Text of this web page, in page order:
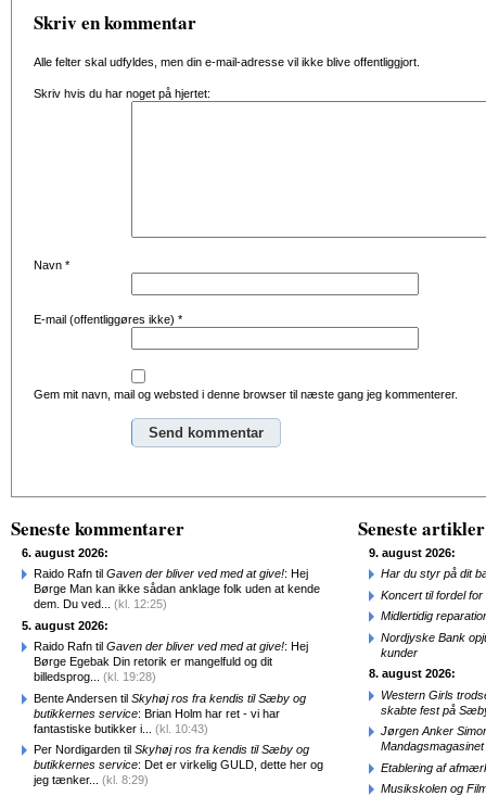
Skriv en kommentar
Alle felter skal udfyldes, men din e-mail-adresse vil ikke blive offentliggjort.
Skriv hvis du har noget på hjertet:
Navn *
E-mail (offentliggøres ikke) *
Gem mit navn, mail og websted i denne browser til næste gang jeg kommenterer.
Seneste kommentarer
6. august 2026:
Raido Rafn til Gaven der bliver ved med at give!: Hej
Børge Man kan ikke sådan anklage folk uden at kende
dem. Du ved... (kl. 12:25)
5. august 2026:
Raido Rafn til Gaven der bliver ved med at give!: Hej
Børge Egebak Din retorik er mangelfuld og dit
billedsprog... (kl. 19:28)
Bente Andersen til Skyhøj ros fra kendis til Sæby og
butikkernes service: Brian Holm har ret - vi har
fantastiske butikker i... (kl. 10:43)
Per Nordigarden til Skyhøj ros fra kendis til Sæby og
butikkernes service: Det er virkelig GULD, dette her og
jeg tænker... (kl. 8:29)
Seneste artikler
9. august 2026:
Har du styr på dit
Koncert til fordel
Midlertidig
Nordjyske Bank
kunder
8. august 2026:
Western Girls
skabte fest på
Jørgen Anker
Mandagsmagasinet
Etablering af
Musikskolen og